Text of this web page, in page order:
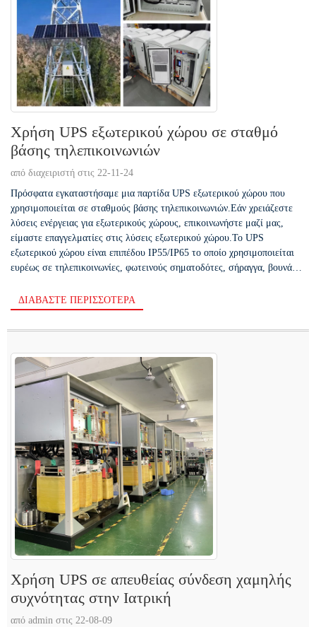
Χρήση UPS εξωτερικού χώρου σε σταθμό
βάσης τηλεπικοινωνιών
από διαχειριστή στις 22-11-24
Πρόσφατα εγκαταστήσαμε μια παρτίδα UPS εξωτερικού χώρου που
χρησιμοποιείται σε σταθμούς βάσης τηλεπικοινωνιών.Εάν χρειάζεστε
λύσεις ενέργειας για εξωτερικούς χώρους, επικοινωνήστε μαζί μας,
είμαστε επαγγελματίες στις λύσεις εξωτερικού χώρου.Το UPS
εξωτερικού χώρου είναι επιπέδου IP55/IP65 το οποίο χρησιμοποιείται
ευρέως σε τηλεπικοινωνίες, φωτεινούς σηματοδότες, σήραγγα, βουνά
ΔΙΑΒΆΣΤΕ ΠΕΡΙΣΣΌΤΕΡΑ
Χρήση UPS σε απευθείας σύνδεση χαμηλής
συχνότητας στην Ιατρική
από admin στις 22-08-09